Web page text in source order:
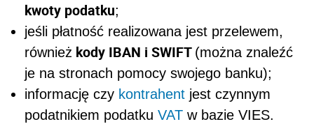
kwoty podatku;
jeśli płatność realizowana jest przelewem,
również kody IBAN i SWIFT (można znaleźć
je na stronach pomocy swojego banku);
informację czy kontrahent jest czynnym
podatnikiem podatku VAT w bazie VIES.